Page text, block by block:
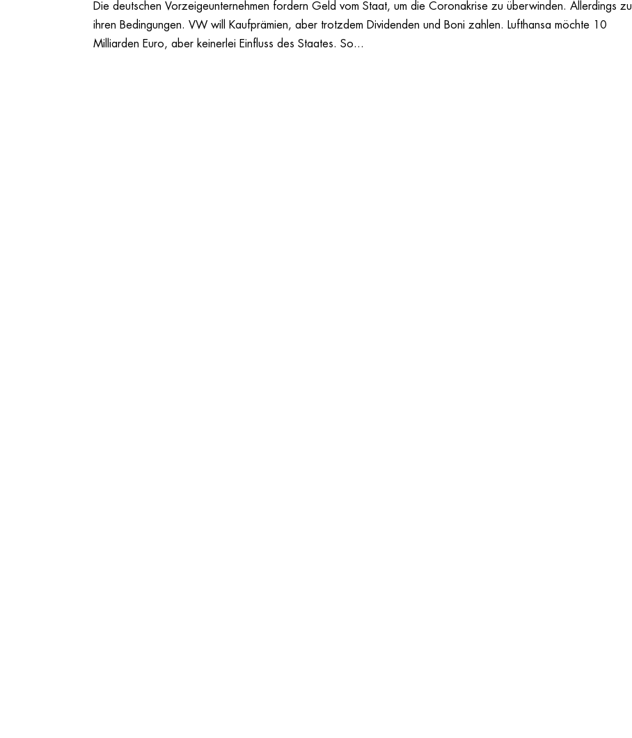
Die deutschen Vorzeigeunternehmen fordern Geld vom Staat, um die Coronakrise zu überwinden. Allerdings zu
ihren Bedingungen. VW will Kaufprämien, aber trotzdem Dividenden und Boni zahlen. Lufthansa möchte 10
Milliarden Euro, aber keinerlei Einfluss des Staates. So...